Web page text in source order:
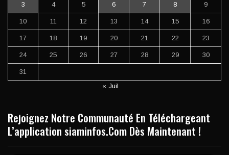
3 4 5 6 7 8 9
10 11 12 13 14 15 16
17 18 19 20 21 22 23
24 25 26 27 28 29 30
31
« Juil
Rejoignez Notre Communauté En Téléchargeant
L’application siaminfos.Com Dès Maintenant !